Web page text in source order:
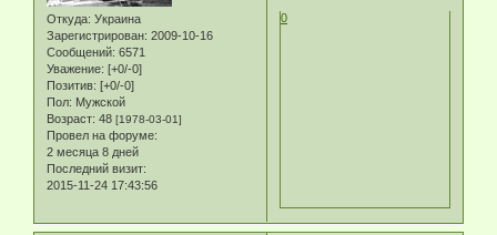
Откуда: Украина
Зарегистрирован: 2009-10-16
Сообщений: 6571
Уважение: [+0/-0]
Позитив: [+0/-0]
Пол: Мужской
Возраст: 48 [1978-03-01]
Провел на форуме:
2 месяца 8 дней
Последний визит:
2015-11-24 17:43:56
0